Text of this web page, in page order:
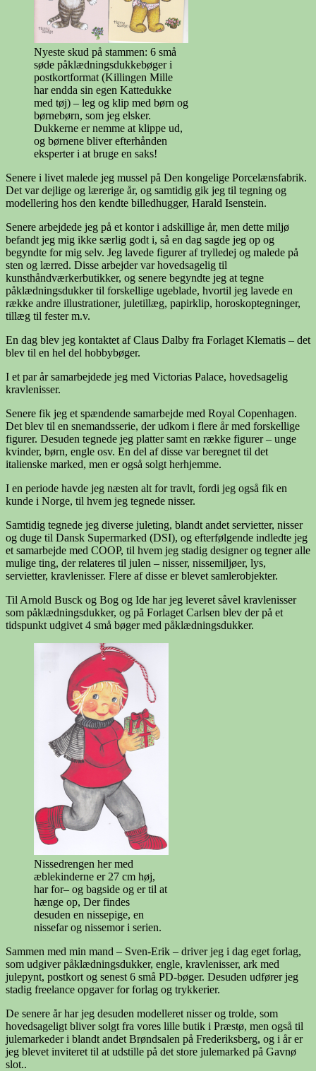
Nyeste skud på stammen: 6 små
søde påklædningsdukkebøger i
postkortformat (Killingen Mille
har endda sin egen Kattedukke
med tøj) – leg og klip med børn og
børnebørn, som jeg elsker.
Dukkerne er nemme at klippe ud,
og børnene bliver efterhånden
eksperter i at bruge en saks!
Senere i livet malede jeg mussel på Den kongelige Porcelænsfabrik.
Det var dejlige og lærerige år, og samtidig gik jeg til tegning og
modellering hos den kendte billedhugger, Harald Isenstein.
Senere arbejdede jeg på et kontor i adskillige år, men dette miljø
befandt jeg mig ikke særlig godt i, så en dag sagde jeg op og
begyndte for mig selv. Jeg lavede figurer af trylledej og malede på
sten og lærred. Disse arbejder var hovedsagelig til
kunsthåndværkerbutikker, og senere begyndte jeg at tegne
påklædningsdukker til forskellige ugeblade, hvortil jeg lavede en
række andre illustrationer, juletillæg, papirklip, horoskoptegninger,
tillæg til fester m.v.
En dag blev jeg kontaktet af Claus Dalby fra Forlaget Klematis – det
blev til en hel del hobbybøger.
I et par år samarbejdede jeg med Victorias Palace, hovedsagelig
kravlenisser.
Senere fik jeg et spændende samarbejde med Royal Copenhagen.
Det blev til en snemandsserie, der udkom i flere år med forskellige
figurer. Desuden tegnede jeg platter samt en række figurer – unge
kvinder, børn, engle osv. En del af disse var beregnet til det
italienske marked, men er også solgt herhjemme.
I en periode havde jeg næsten alt for travlt, fordi jeg også fik en
kunde i Norge, til hvem jeg tegnede nisser.
Samtidig tegnede jeg diverse juleting, blandt andet servietter, nisser
og duge til Dansk Supermarked (DSI), og efterfølgende indledte jeg
et samarbejde med COOP, til hvem jeg stadig designer og tegner alle
mulige ting, der relateres til julen – nisser, nissemiljøer, lys,
servietter, kravlenisser. Flere af disse er blevet samlerobjekter.
Til Arnold Busck og Bog og Ide har jeg leveret såvel kravlenisser
som påklædningsdukker, og på Forlaget Carlsen blev der på et
tidspunkt udgivet 4 små bøger med påklædningsdukker.
Nissedrengen her med
æblekinderne er 27 cm høj,
har for– og bagside og er til at
hænge op, Der findes
desuden en nissepige, en
nissefar og nissemor i serien.
Sammen med min mand – Sven-Erik – driver jeg i dag eget forlag,
som udgiver påklædningsdukker, engle, kravlenisser, ark med
julepynt, postkort og senest 6 små PD-bøger. Desuden udfører jeg
stadig freelance opgaver for forlag og trykkerier.
De senere år har jeg desuden modelleret nisser og trolde, som
hovedsageligt bliver solgt fra vores lille butik i Præstø, men også til
julemarkeder i blandt andet Brøndsalen på Frederiksberg, og i år er
jeg blevet inviteret til at udstille på det store julemarked på Gavnø
slot..